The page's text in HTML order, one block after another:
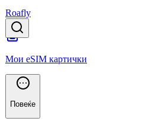
Roafly
Мои eSIM картички
Повеќе